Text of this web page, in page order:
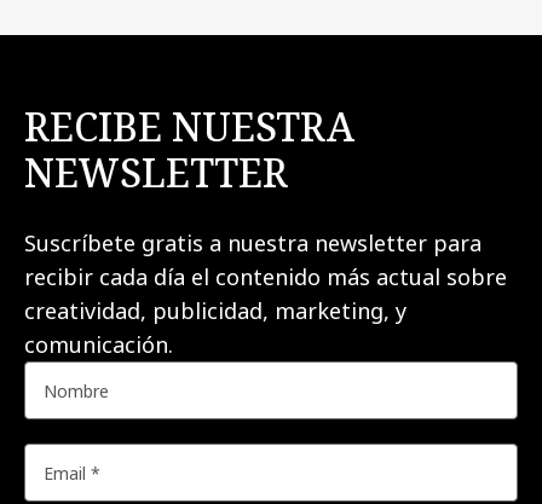
RECIBE NUESTRA
NEWSLETTER
Suscríbete gratis a nuestra newsletter para
recibir cada día el contenido más actual sobre
creatividad, publicidad, marketing, y
comunicación.